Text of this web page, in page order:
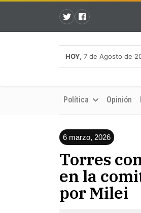
HOY, 7 de Agosto de
Política Opinión
6 marzo, 2026
Torres
en la
por Milei